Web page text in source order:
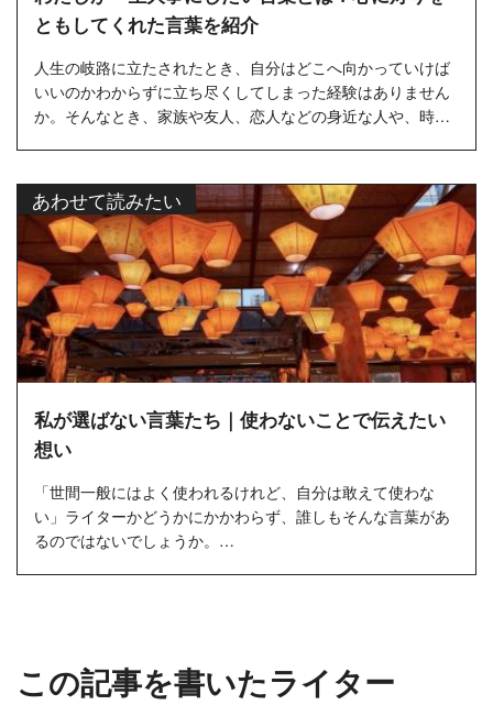
ともしてくれた言葉を紹介
人生の岐路に立たされたとき、自分はどこへ向かっていけば
いいのかわからずに立ち尽くしてしまった経験はありません
か。そんなとき、家族や友人、恋人などの身近な人や、時に
あわせて読みたい
私が選ばない言葉たち｜使わないことで伝えたい
想い
「世間一般にはよく使われるけれど、自分は敢えて使わな
い」ライターかどうかにかかわらず、誰しもそんな言葉があ
るのではないでしょうか。
この記事を書いたライター